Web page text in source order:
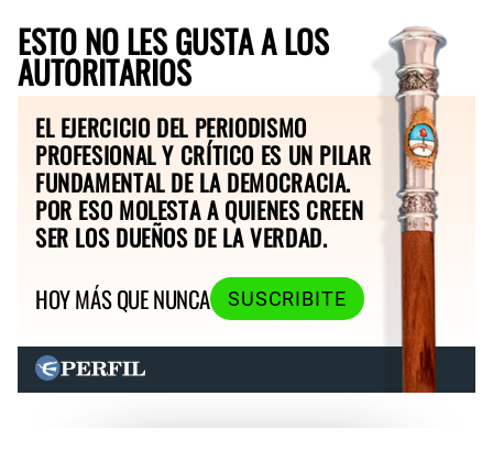
ESTO NO LES GUSTA A LOS
AUTORITARIOS
EL EJERCICIO DEL PERIODISMO
PROFESIONAL Y CRÍTICO ES UN PILAR
FUNDAMENTAL DE LA DEMOCRACIA.
POR ESO MOLESTA A QUIENES CREEN
SER LOS DUEÑOS DE LA VERDAD.
HOY MÁS QUE NUNCA
SUSCRIBITE